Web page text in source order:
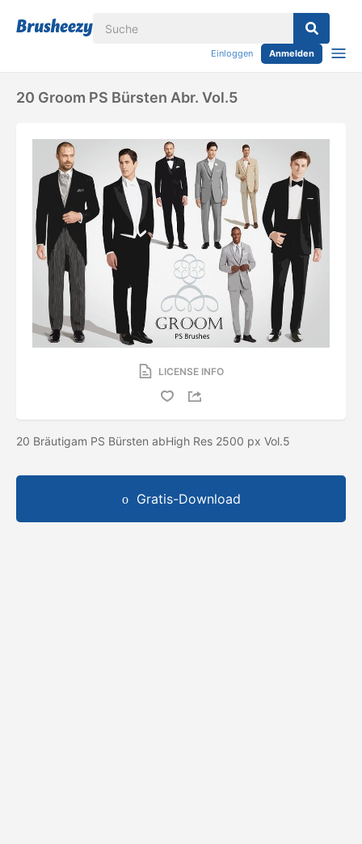
Einloggen Anmelden
20 Groom PS Bürsten Abr. Vol.5
LICENSE INFO
20 Bräutigam PS Bürsten abHigh Res 2500 px Vol.5
Gratis-Download